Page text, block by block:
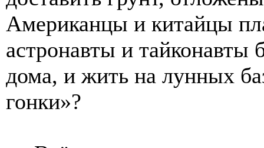
Американцы и китайцы
астронавты и тайконавты
дома, и жить на лунных
гонки»?